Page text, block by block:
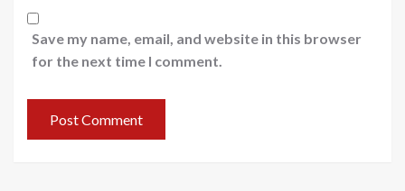
Save my name, email, and website in this browser
for the next time I comment.